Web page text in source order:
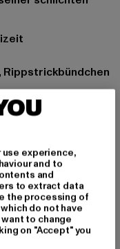
Rippstrickbündchen
| US
experience,
and to
and
to extract data
the processing of
do not have
to change
on "Accept" you